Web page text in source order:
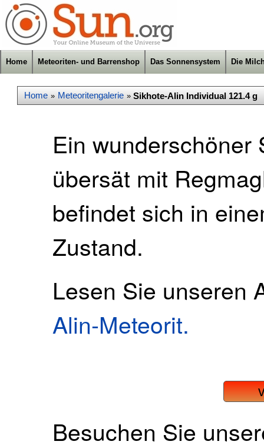
Home Meteoriten- und Barrenshop Das Sonnensystem Die
Home » Meteoritengalerie » Sikhote-Alin Individual 121.4 g
Ein wunderschöner
übersät mit
befindet sich in
Zustand.
Lesen Sie unseren
Alin-Meteorit.
Besuchen Sie